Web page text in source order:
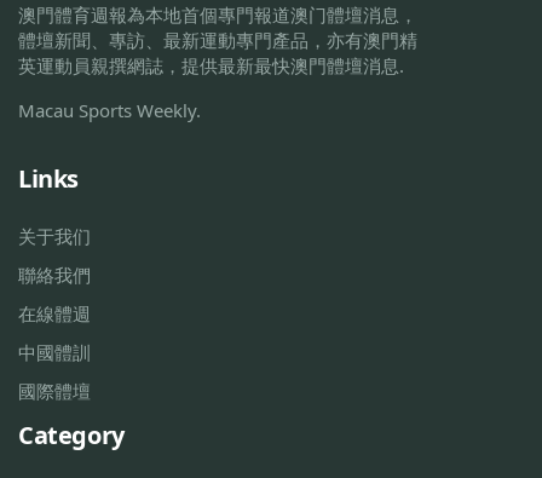
澳門體育週報為本地首個專門報道澳门體壇消息，
體壇新聞、專訪、最新運動專門產品，亦有澳門精
英運動員親撰網誌，提供最新最快澳門體壇消息.
Macau Sports Weekly.
Links
关于我们
聯絡我們
在線體週
中國體訓
國際體壇
Category